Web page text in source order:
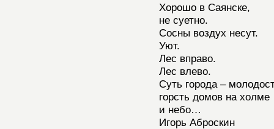
Хорошо в Саянске,
не суетно.
Сосны воздух несут.
Уют.
Лес вправо.
Лес влево.
Суть города –
горсть домов на холме
и небо…
Игорь Аброскин